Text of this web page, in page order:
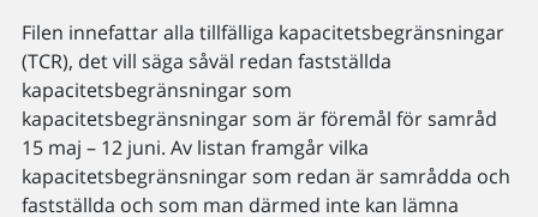
Filen innefattar alla tillfälliga kapacitetsbegränsningar
(TCR), det vill säga såväl redan fastställda
kapacitetsbegränsningar som
kapacitetsbegränsningar som är föremål för samråd
15 maj – 12 juni. Av listan framgår vilka
kapacitetsbegränsningar som redan är samrådda och
fastställda och som man därmed inte kan lämna